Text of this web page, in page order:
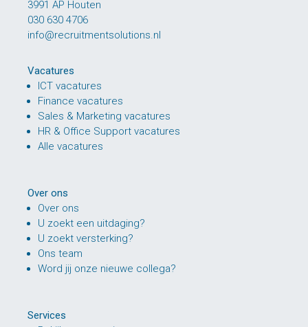
3991 AP Houten
030 630 4706
info@recruitmentsolutions.nl
Vacatures
ICT vacatures
Finance vacatures
Sales & Marketing vacatures
HR & Office Support vacatures
Alle vacatures
Over ons
Over ons
U zoekt een uitdaging?
U zoekt versterking?
Ons team
Word jij onze nieuwe collega?
Services